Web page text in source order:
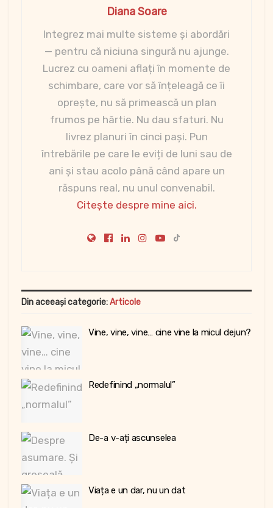
Diana Soare
Integrez mai multe sisteme și abordări
— pentru că niciuna singură nu ajunge.
Lucrez cu oameni aflați în momente de
schimbare, care vor să înțeleagă ce îi
oprește, nu să primească un plan
frumos pe hârtie. Nu dau sfaturi. Nu
livrez planuri în cinci pași. Pun
întrebările pe care le eviți de luni sau de
ani și stau acolo până când apare un
răspuns real, nu unul convenabil.
Citește despre mine aici.
Din aceeași categorie:Articole
Vine, vine, vine… cine vine la micul dejun?
Redefinind „normalul”
De-a v-ați ascunselea
Viața e un dar, nu un dat